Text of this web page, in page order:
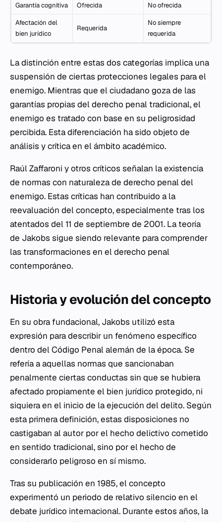
Garantía cognitiva Ofrecida No ofrecida
Afectación del
bien jurídico
Requerida
No siempre
requerida
La distinción entre estas dos categorías implica una
suspensión de ciertas protecciones legales para el
enemigo. Mientras que el ciudadano goza de las
garantías propias del derecho penal tradicional, el
enemigo es tratado con base en su peligrosidad
percibida. Esta diferenciación ha sido objeto de
análisis y crítica en el ámbito académico.
Raúl Zaffaroni y otros críticos señalan la existencia
de normas con naturaleza de derecho penal del
enemigo. Estas críticas han contribuido a la
reevaluación del concepto, especialmente tras los
atentados del 11 de septiembre de 2001. La teoría
de Jakobs sigue siendo relevante para comprender
las transformaciones en el derecho penal
contemporáneo.
Historia y evolución del concepto
En su obra fundacional, Jakobs utilizó esta
expresión para describir un fenómeno específico
dentro del Código Penal alemán de la época. Se
refería a aquellas normas que sancionaban
penalmente ciertas conductas sin que se hubiera
afectado propiamente el bien jurídico protegido, ni
siquiera en el inicio de la ejecución del delito. Según
esta primera definición, estas disposiciones no
castigaban al autor por el hecho delictivo cometido
en sentido tradicional, sino por el hecho de
considerarlo peligroso en sí mismo.
Tras su publicación en 1985, el concepto
experimentó un periodo de relativo silencio en el
debate jurídico internacional. Durante estos años, la